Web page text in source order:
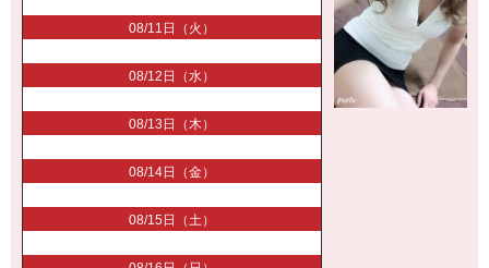
08/11日（火）
08/12日（水）
08/13日（木）
08/14日（金）
08/15日（土）